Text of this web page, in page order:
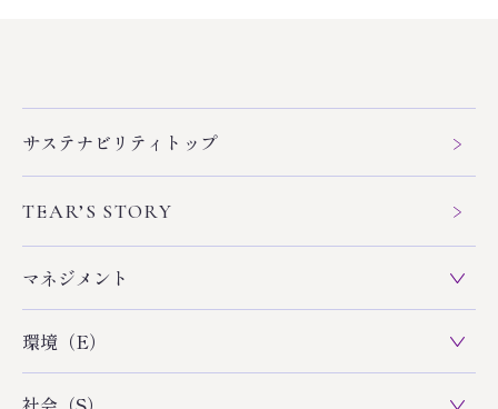
サステナビリティトップ
TEAR’S STORY
マネジメント
環境（E）